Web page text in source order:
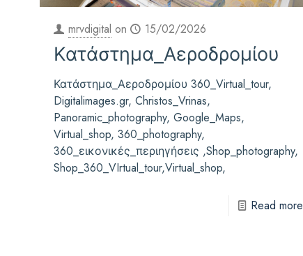
mrvdigital on 15/02/2026
Κατάστημα_Αεροδρομίου
Κατάστημα_Αεροδρομίου 360_Virtual_tour,
Digitalimages.gr, Christos_Vrinas,
Panoramic_photography, Google_Maps,
Virtual_shop, 360_photography,
360_εικονικές_περιηγήσεις ,Shop_photography,
Shop_360_VIrtual_tour,Virtual_shop,
Read more